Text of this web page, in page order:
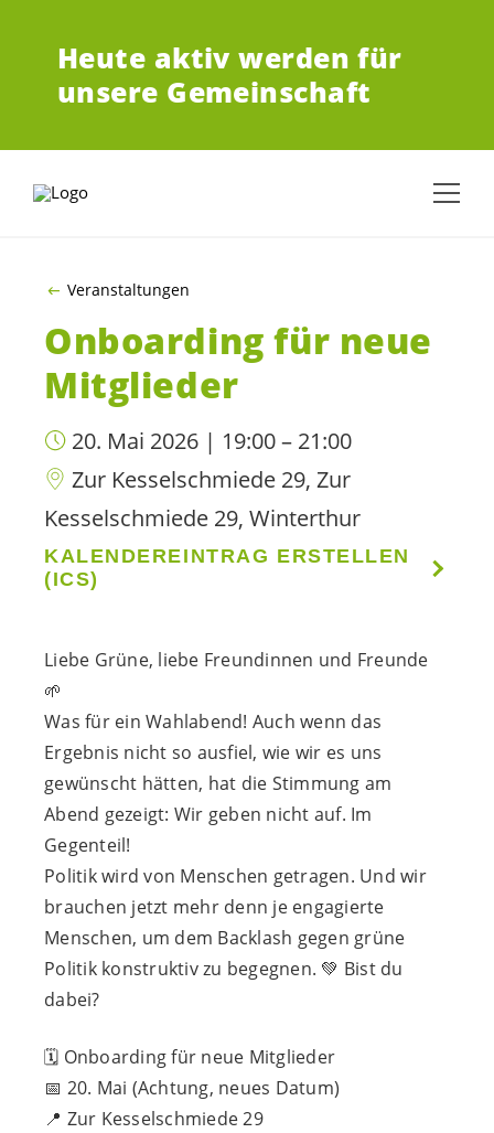
Heute aktiv werden für
unsere Gemeinschaft
Veranstaltungen
Onboarding für neue
Mitglieder
20. Mai 2026 | 19:00 – 21:00
Zur Kesselschmiede 29, Zur
Kesselschmiede 29, Winterthur
KALENDEREINTRAG ERSTELLEN
(ICS)
Liebe Grüne, liebe Freundinnen und Freunde
🌱
Was für ein Wahlabend! Auch wenn das
Ergebnis nicht so ausfiel, wie wir es uns
gewünscht hätten, hat die Stimmung am
Abend gezeigt: Wir geben nicht auf. Im
Gegenteil!
Politik wird von Menschen getragen. Und wir
brauchen jetzt mehr denn je engagierte
Menschen, um dem Backlash gegen grüne
Politik konstruktiv zu begegnen. 💚 Bist du
dabei?
🗓️ Onboarding für neue Mitglieder
📅 20. Mai (Achtung, neues Datum)
📍 Zur Kesselschmiede 29